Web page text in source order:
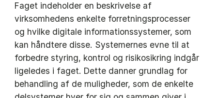
Faget indeholder en beskrivelse af
virksomhedens enkelte forretningsprocesser
og hvilke digitale informationssystemer, som
kan håndtere disse. Systemernes evne til at
forbedre styring, kontrol og risikosikring indgår
ligeledes i faget. Dette danner grundlag for
behandling af de muligheder, som de enkelte